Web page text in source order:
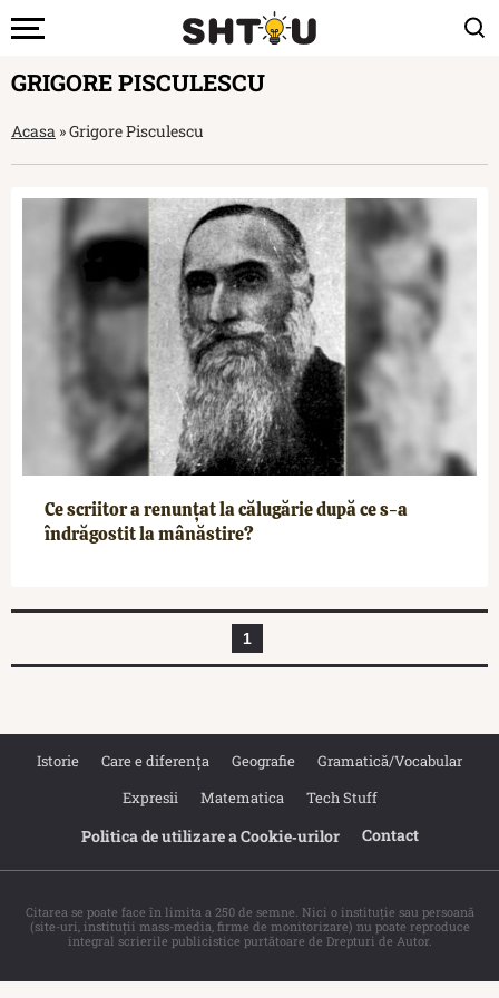
GRIGORE PISCULESCU
Acasa »Grigore Pisculescu
Ce scriitor a renunțat la călugărie după ce s-a
îndrăgostit la mânăstire?
1
Istorie Care e diferența Geografie
Gramatică/Vocabular
Expresii
Matematica Tech Stuff
Politica de utilizare a Cookie‐urilor Contact
Citarea se poate face în limita a 250 de semne. Nici o instituţie sau persoană
(site-uri, instituţii mass-media, firme de monitorizare) nu poate reproduce
integral scrierile publicistice purtătoare de Drepturi de Autor.